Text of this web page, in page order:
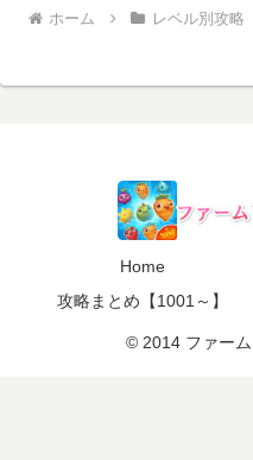
ホーム レベル別攻略
Home
攻略まとめ【1001～】
© 2014 ファーム